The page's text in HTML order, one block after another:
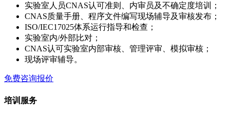
实验室人员CNAS认可准则、内审员及不确定度培训；
CNAS质量手册、程序文件编写现场辅导及审核发布；
ISO/IEC17025体系运行指导和检查；
实验室内/外部比对；
CNAS认可实验室内部审核、管理评审、模拟审核；
现场评审辅导。
免费咨询报价
培训服务